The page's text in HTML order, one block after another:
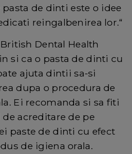
de dinti este o idee
reingalbenirea lor.“
Dental Health
si ca o pasta de dinti cu
ajuta dintii sa-si
dupa o procedura de
Ei recomanda si sa fiti
acreditare de pe
paste de dinti cu efect
de igiena orala.